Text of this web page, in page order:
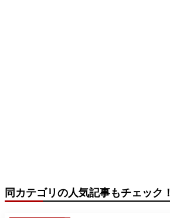
同カテゴリの人気記事もチェック！